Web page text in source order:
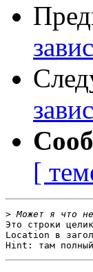
[
>
Это строки
Location в